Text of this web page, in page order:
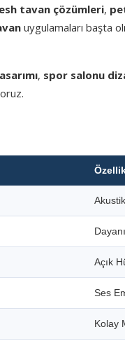
tavan çözümleri,
uygulamaları başta
, spor salonu
Açık
Ses
Kolay